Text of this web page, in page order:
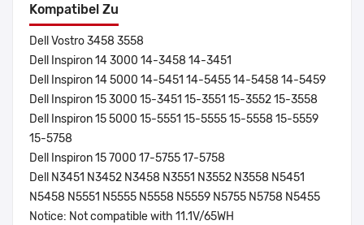
Kompatibel Zu
Dell Vostro 3458 3558
Dell Inspiron 14 3000 14-3458 14-3451
Dell Inspiron 14 5000 14-5451 14-5455 14-5458 14-5459
Dell Inspiron 15 3000 15-3451 15-3551 15-3552 15-3558
Dell Inspiron 15 5000 15-5551 15-5555 15-5558 15-5559
15-5758
Dell Inspiron 15 7000 17-5755 17-5758
Dell N3451 N3452 N3458 N3551 N3552 N3558 N5451
N5458 N5551 N5555 N5558 N5559 N5755 N5758 N5455
Notice: Not compatible with 11.1V/65WH